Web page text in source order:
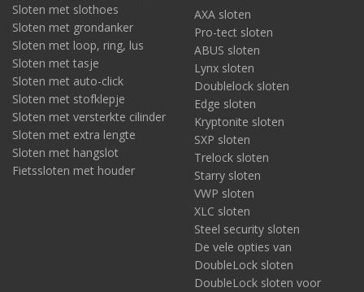
Sloten met slothoes
Sloten met grondanker
Sloten met loop, ring, lus
Sloten met tasje
Sloten met auto-click
Sloten met stofklepje
Sloten met versterkte cilinder
Sloten met extra lengte
Sloten met hangslot
Fietssloten met houder
AXA sloten
Pro-tect sloten
ABUS sloten
Lynx sloten
Doublelock sloten
Edge sloten
Kryptonite sloten
SXP sloten
Trelock sloten
Starry sloten
VWP sloten
XLC sloten
Steel security sloten
De vele opties van
DoubleLock sloten
DoubleLock sloten voor